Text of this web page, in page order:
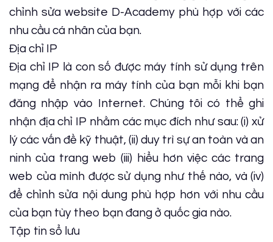
chỉnh sửa website D-Academy phù hợp với các
nhu cầu cá nhân của bạn.
Địa chỉ IP
Địa chỉ IP là con số được máy tính sử dụng trên
mạng để nhận ra máy tính của bạn mỗi khi bạn
đăng nhập vào Internet. Chúng tôi có thể ghi
nhận địa chỉ IP nhằm các mục đích như sau: (i) xử
lý các vấn đề kỹ thuật, (ii) duy trì sự an toàn và an
ninh của trang web (iii) hiểu hơn việc các trang
web của mình được sử dụng như thế nào, và (iv)
để chỉnh sửa nội dung phù hợp hơn với nhu cầu
của bạn tùy theo bạn đang ở quốc gia nào.
Tập tin sổ lưu